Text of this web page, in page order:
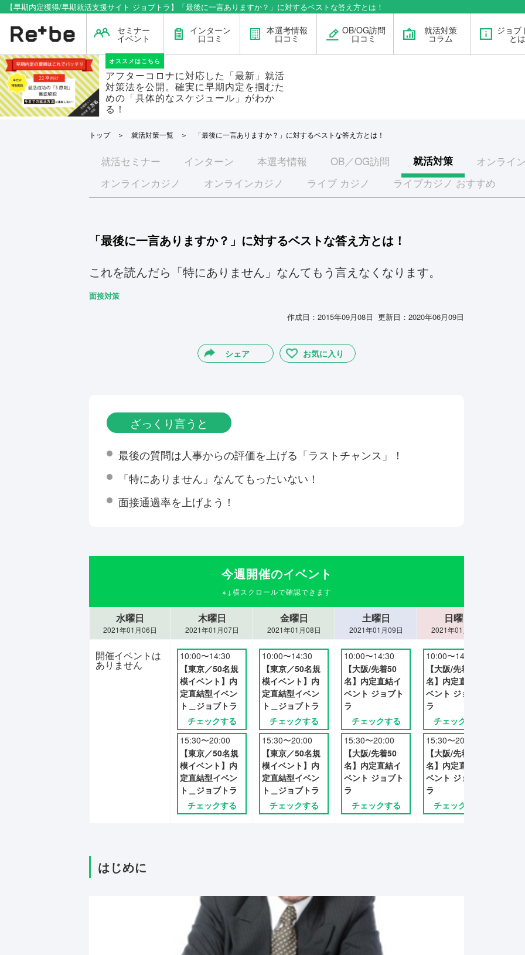
【早期内定獲得/早期就活支援サイト ジョブトラ】「最後に一言ありますか？」に対するベストな答え方とは！
セミナー
イベント
インターン
口コミ
本選考情報
口コミ
OB/OG訪問
口コミ
就活対策
コラム
ジョブ
とは
オススメはこちら
アフターコロナに対応した「最新」就活
対策法を公開。確実に早期内定を掴むた
めの「具体的なスケジュール」がわか
る！
トップ＞ 就活対策一覧 ＞ 「最後に一言ありますか？」に対するベストな答え方とは！
就活セミナー インターン 本選考情報 OB／OG訪問 就活対策
オンライ
オンラインカジノ
オンラインカジノ ライブ カジノ ライブカジノ おすすめ
「最後に一言ありますか？」に対するベストな答え方とは！
これを読んだら「特にありません」なんてもう言えなくなります。
面接対策
作成日：2015年09月08日 更新日：2020年06月09日
シェア お気に入り
ざっくり言うと
最後の質問は人事からの評価を上げる「ラストチャンス」！
「特にありません」なんてもったいない！
面接通過率を上げよう！
今週開催のイベント
水曜日
2021年01月06日
木曜日
2021年01月07日
金曜日
2021年01月08日
土曜日
2021年01月09日
日曜日
2021年01月10日
開催イベントは
ありません
10:00〜14:30
【東京／50名規
模イベント】内
定直結型イベン
ト＿ジョブトラ
チェックする
15:30〜20:00
【東京／50名規
模イベント】内
定直結型イベン
ト＿ジョブトラ
チェックする
10:00〜14:30
【東京／50名規
模イベント】内
定直結型イベン
ト＿ジョブトラ
チェックする
15:30〜20:00
【東京／50名規
模イベント】内
定直結型イベン
ト＿ジョブトラ
チェックする
10:00〜14:30
【大阪/先着50
名】内定直結イ
ベント ジョブト
ラ
チェックする
15:30〜20:00
【大阪/先着50
名】内定直結イ
ベント ジョブト
ラ
チェックする
10:00〜14:30
【大阪/先着50
名】内定直結イ
ベント ジョブト
ラ
チェックする
15:30〜20:00
【大阪/先着50
名】内定直結イ
ベント ジョブト
ラ
チェックする
はじめに